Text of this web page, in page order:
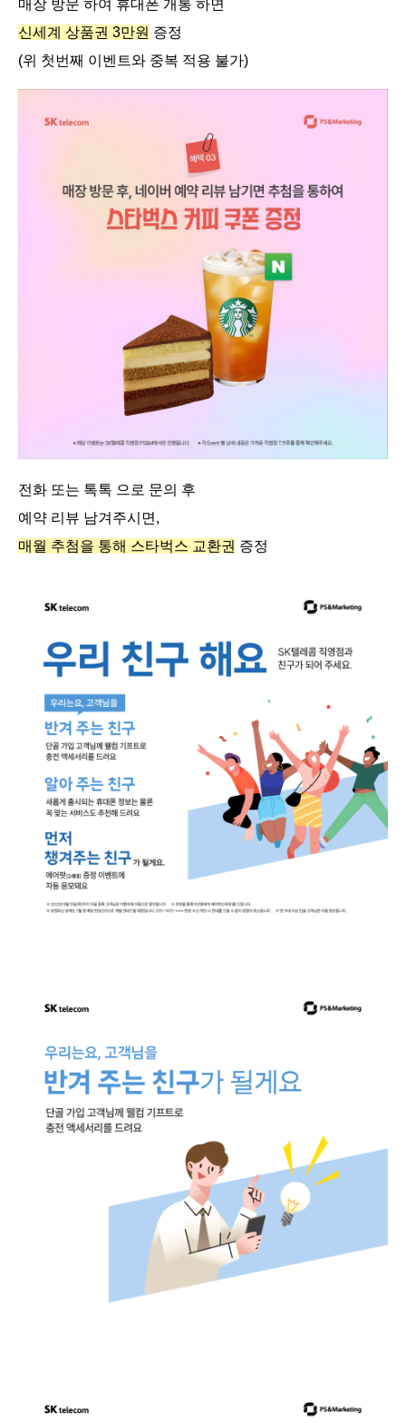
매장 방문 하여 휴대폰 개통 하면
신세계 상품권 3만원 증정
(위 첫번째 이벤트와 중복 적용 불가)
전화 또는 톡톡 으로 문의 후
예약 리뷰 남겨주시면,
매월 추첨을 통해 스타벅스 교환권 증정